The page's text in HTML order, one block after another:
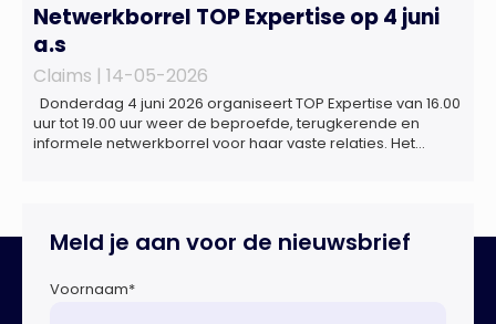
Netwerkborrel TOP Expertise op 4 juni
a.s
Claims | 14-05-2026
Donderdag 4 juni 2026 organiseert TOP Expertise van 16.00
uur tot 19.00 uur weer de beproefde, terugkerende en
informele netwerkborrel voor haar vaste relaties. Het
Meld je aan voor de nieuwsbrief
Voornaam*